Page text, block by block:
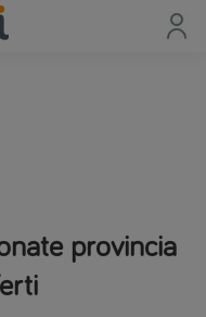
provincia